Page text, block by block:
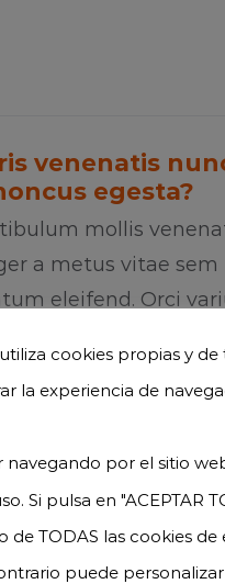
venenatis
egesta?
mollis
a metus vitae sem
eleifend. Orci
finibus mi
cookies propias y de
la experiencia de
navegando por el sitio
Si pulsa en "ACEPTAR
de TODAS las cookies de
puede personalizar